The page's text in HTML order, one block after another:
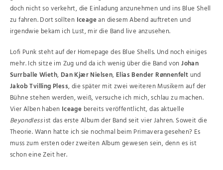
doch nicht so verkehrt, die Einladung anzunehmen und ins Blue Shell
zu fahren. Dort sollten Iceagean diesem Abend auftreten und
irgendwie bekam ich Lust, mir die Band live anzusehen.
Lofi Punk steht auf der Homepage des Blue Shells. Und noch einiges
mehr. Ich sitze im Zug und da ich wenig über die Band vonJohan
Surrballe Wieth, Dan Kjær Nielsen, Elias Bender Rønnenfelt und
Jakob Tvilling Pless, die später mit zwei weiteren Musikern auf der
Bühne stehen werden, weiß, versuche ich mich, schlau zu machen.
Vier Alben haben Iceage bereits veröffentlicht, das aktuelle
Beyondlessist das erste Album der Band seit vier Jahren. Soweit die
Theorie. Wann hatte ich sie nochmal beim Primavera gesehen? Es
muss zum ersten oder zweiten Album gewesen sein, denn es ist
schon eine Zeit her.